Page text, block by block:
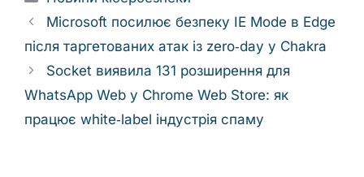
Microsoft посилює безпеку IE Mode в Edge
після таргетованих атак із zero‑day у Chakra
Socket виявила 131 розширення для
WhatsApp Web у Chrome Web Store: як
працює white‑label індустрія спаму